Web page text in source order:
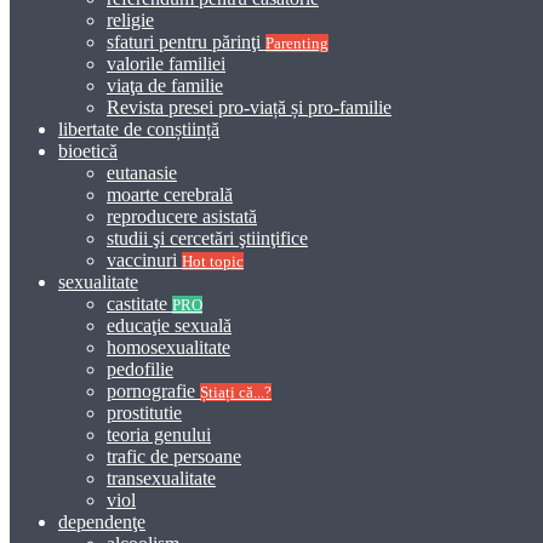
religie
sfaturi pentru părinţi Parenting
valorile familiei
viaţa de familie
Revista presei pro-viață și pro-familie
libertate de conștiință
bioetică
eutanasie
moarte cerebrală
reproducere asistată
studii şi cercetări ştiinţifice
vaccinuri Hot topic
sexualitate
castitate PRO
educaţie sexuală
homosexualitate
pedofilie
pornografie Știați că...?
prostitutie
teoria genului
trafic de persoane
transexualitate
viol
dependenţe